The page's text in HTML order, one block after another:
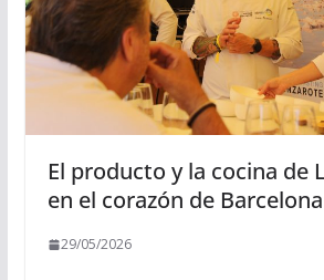
El producto y la cocina de
en el corazón de Barcelona
29/05/2026